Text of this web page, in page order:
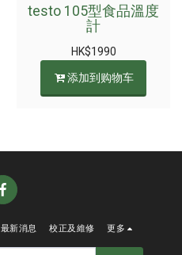
testo 105型食品溫度
計
HK$1990
添加到购物车
最新消息 校正及維修 更多